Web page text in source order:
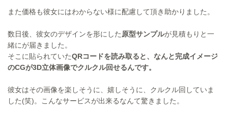
また価格も彼女にはわからない様に配慮して頂き助かりました。
数日後、彼女のデザインを形にした 原型サンプルが見積もりと一
緒にが届きました。
そこに貼られていたQRコードを読み取ると、なんと完成イメージ
のCGが3D立体画像でクルクル回せるんです。
彼女はその画像を楽しそうに、嬉しそうに、クルクル回していま
した(笑)。こんなサービスが出来るなんて驚きました。